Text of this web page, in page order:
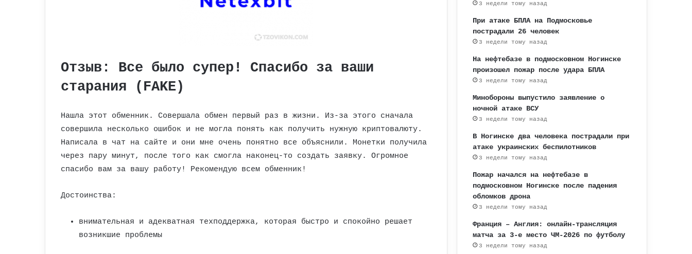
Отзыв: Все было супер! Спасибо за ваши
старания (FAKE)
Нашла этот обменник. Совершала обмен первый раз в жизни. Из-за этого сначала
совершила несколько ошибок и не могла понять как получить нужную криптовалюту.
Написала в чат на сайте и они мне очень понятно все объяснили. Монетки получила
через пару минут, после того как смогла наконец-то создать заявку. Огромное
спасибо вам за вашу работу! Рекомендую всем обменник!
Достоинства:
внимательная и адекватная техподдержка, которая быстро и спокойно решает
возникшие проблемы
3 недели тому назад
При атаке БПЛА на Подмосковье
пострадали 26 человек
3 недели тому назад
На нефтебазе в подмосковном Ногинске
произошел пожар после удара БПЛА
3 недели тому назад
Минобороны выпустило заявление о
ночной атаке ВСУ
3 недели тому назад
В Ногинске два человека пострадали при
атаке украинских беспилотников
3 недели тому назад
Пожар начался на нефтебазе в
подмосковном Ногинске после падения
обломков дрона
3 недели тому назад
Франция – Англия: онлайн-трансляция
матча за 3-е место ЧМ-2026 по футболу
3 недели тому назад